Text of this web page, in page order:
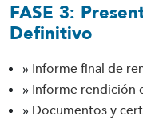
FASE 3:
Definitivo
» Informe final de
» Informe rendición
» Documentos y